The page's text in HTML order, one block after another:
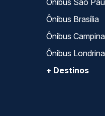
Ônibus São
Ônibus Brasília
Ônibus
Ônibus Londrina
+ Destinos